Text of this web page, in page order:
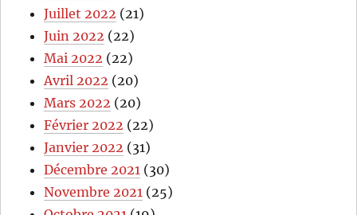
Juillet 2022 (21)
Juin 2022 (22)
Mai 2022 (22)
Avril 2022 (20)
Mars 2022 (20)
Février 2022 (22)
Janvier 2022 (31)
Décembre 2021 (30)
Novembre 2021 (25)